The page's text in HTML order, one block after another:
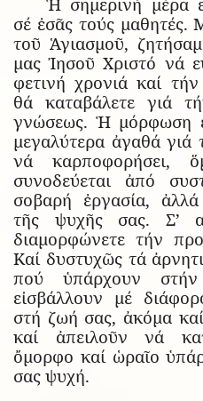
σέ ἐσᾶς τούς μαθητές.
τοῦ Ἁγιασμοῦ,
μας Ἰησοῦ Χριστό νά
φετινή χρονιά καί
θά καταβάλετε γιά
γνώσεως. Ἡ μόρφωση
μεγαλύτερα ἀγαθά
νά καρποφορήσει,
συνοδεύεται ἀπό
σοβαρή ἐργασία, ἀλλά
τῆς ψυχῆς σας. Σ’
διαμορφώνετε τήν
Καί δυστυχῶς τά
πού ὑπάρχουν
εἰσβάλλουν μέ
στή ζωή σας, ἀκόμα
καί ἀπειλοῦν νά
ὄμορφο καί ὡραῖο
σας ψυχή.